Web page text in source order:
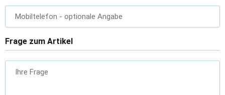
Mobiltelefon - optionale Angabe
Frage zum Artikel
Ihre Frage